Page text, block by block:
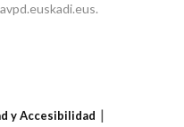
y Accesibilidad